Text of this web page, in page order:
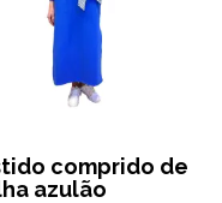
comprido de
azulão